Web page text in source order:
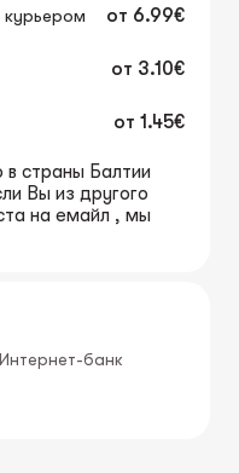
от 6.99€
от 3.10€
от 1.45€
в страны Балтии
Вы из другого
на емайл , мы
Интернет-банк